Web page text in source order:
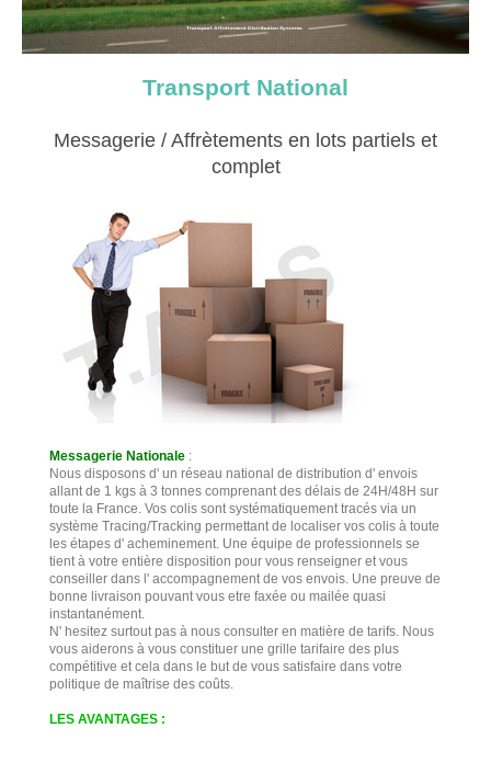
Transport Affrètement Distribution Systems
Transport National
Messagerie / Affrètements en lots partiels et
complet
Messagerie Nationale :
Nous disposons d' un réseau national de distribution d' envois
allant de 1 kgs à 3 tonnes comprenant des délais de 24H/48H sur
toute la France. Vos colis sont systématiquement tracés via un
système Tracing/Tracking permettant de localiser vos colis à toute
les étapes d' acheminement. Une équipe de professionnels se
tient à votre entière disposition pour vous renseigner et vous
conseiller dans l' accompagnement de vos envois. Une preuve de
bonne livraison pouvant vous etre faxée ou mailée quasi
instantanément.
N' hesitez surtout pas à nous consulter en matière de tarifs. Nous
vous aiderons à vous constituer une grille tarifaire des plus
compétitive et cela dans le but de vous satisfaire dans votre
politique de maîtrise des coûts.
LES AVANTAGES :